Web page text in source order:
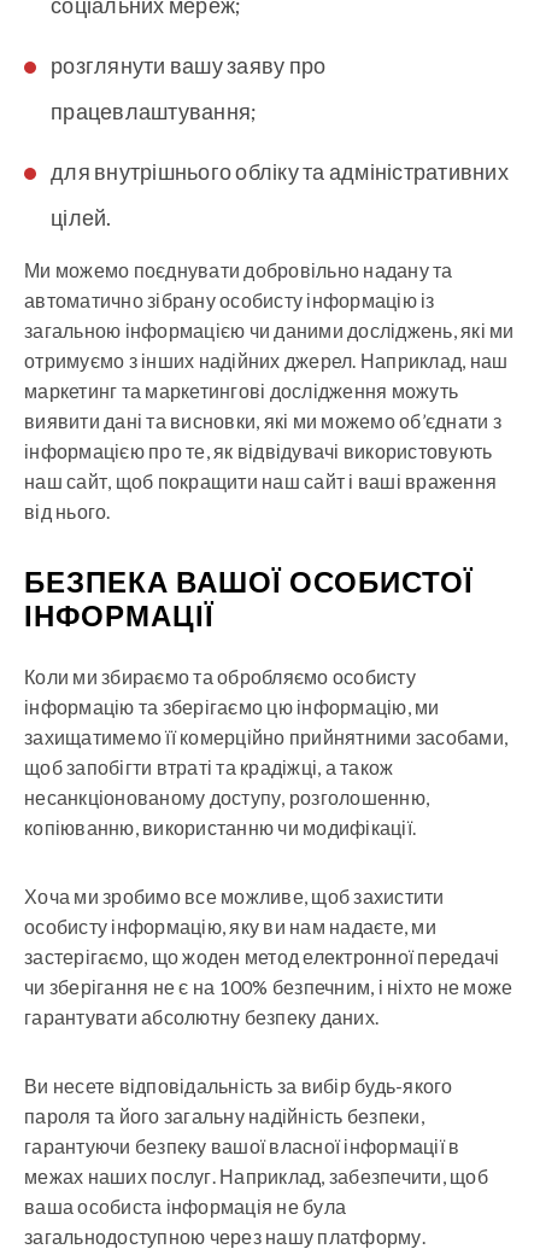
розглянути вашу заяву про
працевлаштування;
для внутрішнього обліку та адміністративних
цілей.
Ми можемо поєднувати добровільно надану та
автоматично зібрану особисту інформацію із
загальною інформацією чи даними досліджень, які ми
отримуємо з інших надійних джерел. Наприклад, наш
маркетинг та маркетингові дослідження можуть
виявити дані та висновки, які ми можемо об’єднати з
інформацією про те, як відвідувачі використовують
наш сайт, щоб покращити наш сайт і ваші враження
від нього.
БЕЗПЕКА ВАШОЇ ОСОБИСТОЇ
ІНФОРМАЦІЇ
Коли ми збираємо та обробляємо особисту
інформацію та зберігаємо цю інформацію, ми
захищатимемо її комерційно прийнятними засобами,
щоб запобігти втраті та крадіжці, а також
несанкціонованому доступу, розголошенню,
копіюванню, використанню чи модифікації.
Хоча ми зробимо все можливе, щоб захистити
особисту інформацію, яку ви нам надаєте, ми
застерігаємо, що жоден метод електронної передачі
чи зберігання не є на 100% безпечним, і ніхто не може
гарантувати абсолютну безпеку даних.
Ви несете відповідальність за вибір будь-якого
пароля та його загальну надійність безпеки,
гарантуючи безпеку вашої власної інформації в
межах наших послуг. Наприклад, забезпечити, щоб
ваша особиста інформація не була
загальнодоступною через нашу платформу.